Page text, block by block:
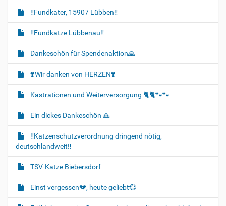
‼️Fundkater, 15907 Lübben‼️
‼️Fundkatze Lübbenau‼️
Dankeschön für Spendenaktion🙏
❣️Wir danken von HERZEN❣️
Kastrationen und Weiterversorgung 🐈‍🐈🐾🐾
Ein dickes Dankeschön 🙏
‼️Katzenschutzverordnung dringend nötig,
deutschlandweit‼️
TSV-Katze Biebersdorf
Einst vergessen💔, heute geliebt💞